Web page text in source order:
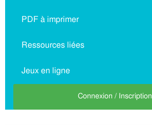
PDF à imprimer
Ressources liées
Jeux en ligne
Connexion / Inscription